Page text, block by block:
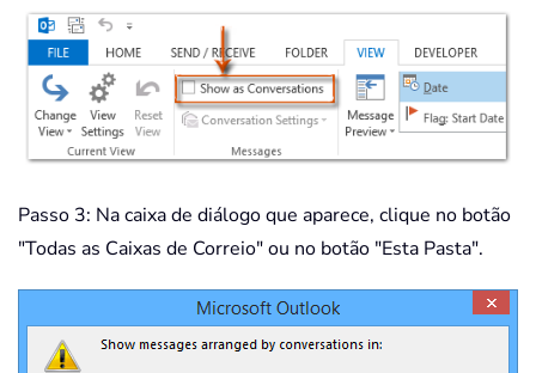
Passo 3: Na caixa de diálogo que aparece, clique no botão
"Todas as Caixas de Correio" ou no botão "Esta Pasta".